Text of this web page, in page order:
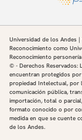
Universidad de los Andes |
Reconocimiento como
Reconocimiento
© - Derechos Reservados:
encuentran protegidos
propiedad Intelectual,
comunicación pública,
importación, total o
formato conocido o por
medida en que se cuente
de los Andes.